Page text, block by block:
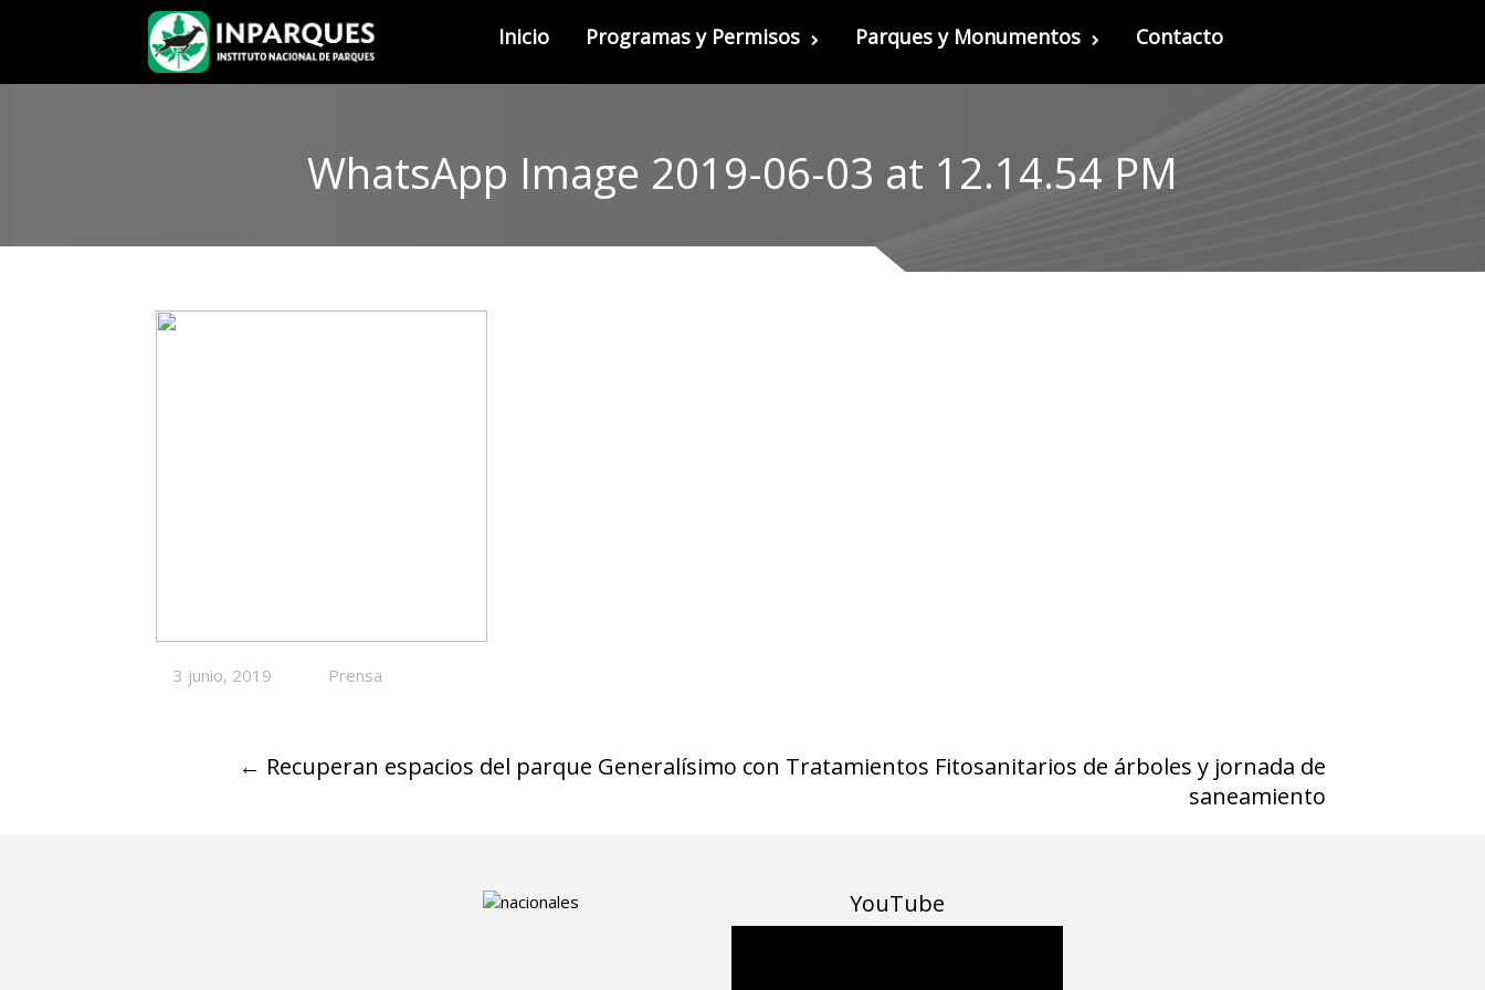
Inicio Programas y Permisos Parques y Monumentos Contacto
WhatsApp Image 2019-06-03 at 12.14.54 PM
3 junio, 2019 Prensa
← Recuperan espacios del parque Generalísimo con Tratamientos Fitosanitarios de árboles y jornada de
saneamiento
YouTube